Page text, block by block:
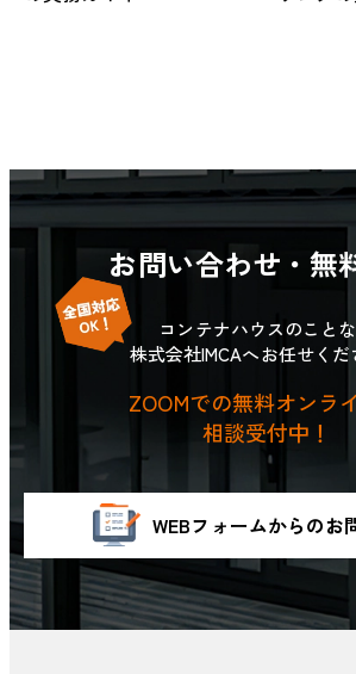
お問い合わせ・無
コンテナハウスのこと
株式会社IMCAへお任せくだ
ZOOMでの無料オンラ
相談受付中！
WEBフォームからのお